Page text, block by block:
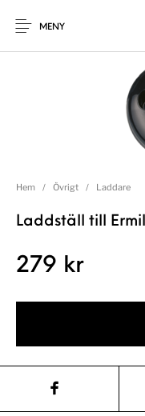
MENY
Hem / Övrigt / Laddare
Laddställ till
279 kr